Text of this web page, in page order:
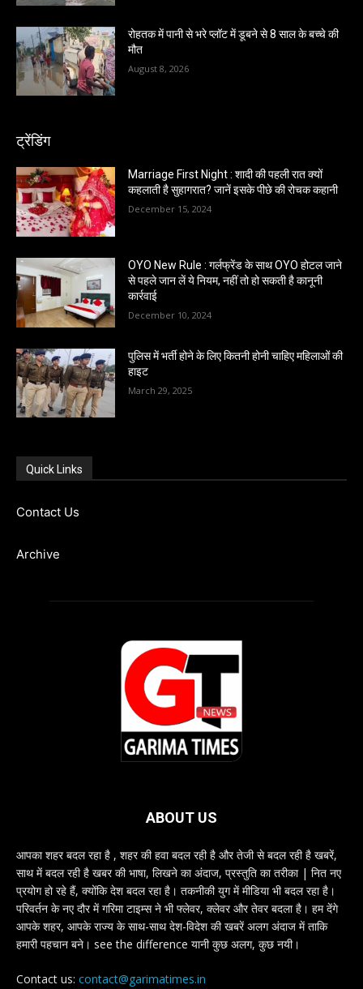
रोहतक में पानी से भरे प्लॉट में डूबने से 8 साल के बच्चे की
मौत
August 8, 2026
ट्रेंडिंग
Marriage First Night : शादी की पहली रात क्यों
कहलाती है सुहागरात? जानें इसके पीछे की रोचक कहानी
December 15, 2024
OYO New Rule : गर्लफ्रेंड के साथ OYO होटल जाने
से पहले जान लें ये नियम, नहीं तो हो सकती है कानूनी
कार्रवाई
December 10, 2024
पुलिस में भर्ती होने के लिए कितनी होनी चाहिए महिलाओं की
हाइट
March 29, 2025
Quick Links
Contact Us
Archive
ABOUT US
आपका शहर बदल रहा है , शहर की हवा बदल रही है और तेजी से बदल रही है खबरें,
साथ में बदल रही है खबर की भाषा, लिखने का अंदाज, प्रस्तुति का तरीका | नित नए
प्रयोग हो रहे हैं, क्योंकि देश बदल रहा है। तकनीकी युग में मीडिया भी बदल रहा है।
परिवर्तन के नए दौर में गरिमा टाइम्स ने भी फ्लेवर, क्लेवर और तेवर बदला है। हम देंगे
आपके शहर, आपके राज्य के साथ-साथ देश-विदेश की खबरें अलग अंदाज में ताकि
हमारी पहचान बने। see the difference यानी कुछ अलग, कुछ नयी।
Contact us: contact@garimatimes.in